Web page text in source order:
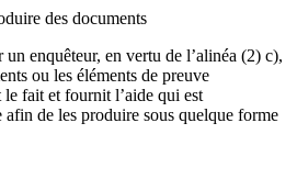
des documents
enquêteur, en vertu de l’alinéa (2) c),
ou les éléments de preuve
le fait et fournit l’aide qui est
afin de les produire sous quelque forme